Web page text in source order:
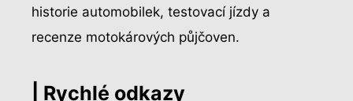
historie automobilek, testovací jízdy a
recenze motokárových půjčoven.
| Rychlé odkazy